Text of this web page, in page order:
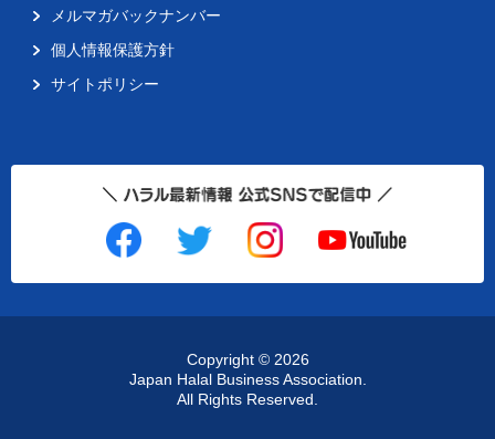
メルマガバックナンバー
個人情報保護方針
サイトポリシー
Copyright © 2026
Japan Halal Business Association.
All Rights Reserved.